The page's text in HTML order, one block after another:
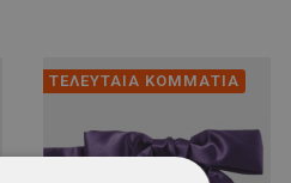
ΤΕΛΕΥΤΑΙΑ ΚΟΜΜΑΤΙΑ